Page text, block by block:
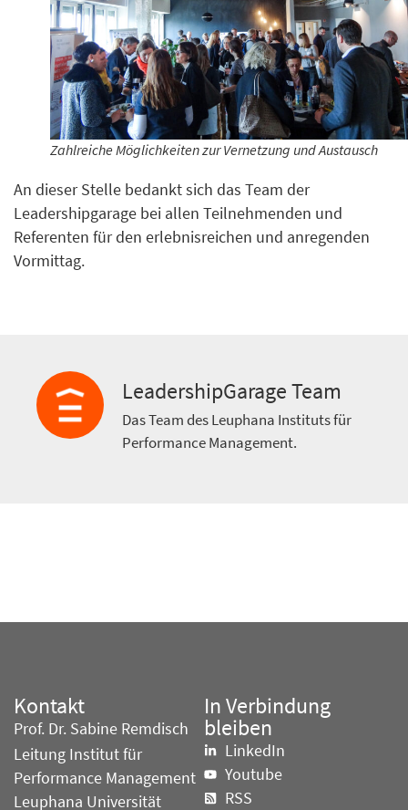
Zahlreiche Möglichkeiten zur Vernetzung und Austausch
An dieser Stelle bedankt sich das Team der
Leadershipgarage bei allen Teilnehmenden und
Referenten für den erlebnisreichen und anregenden
Vormittag.
LeadershipGarage Team
Das Team des Leuphana Instituts für
Performance Management.
Kontakt
Prof. Dr. Sabine Remdisch
Leitung Institut für
Performance Management
Leuphana Universität
In Verbindung
bleiben
LinkedIn
Youtube
RSS